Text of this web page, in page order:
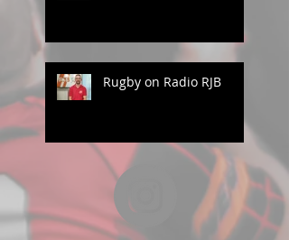
Rugby on Radio RJB